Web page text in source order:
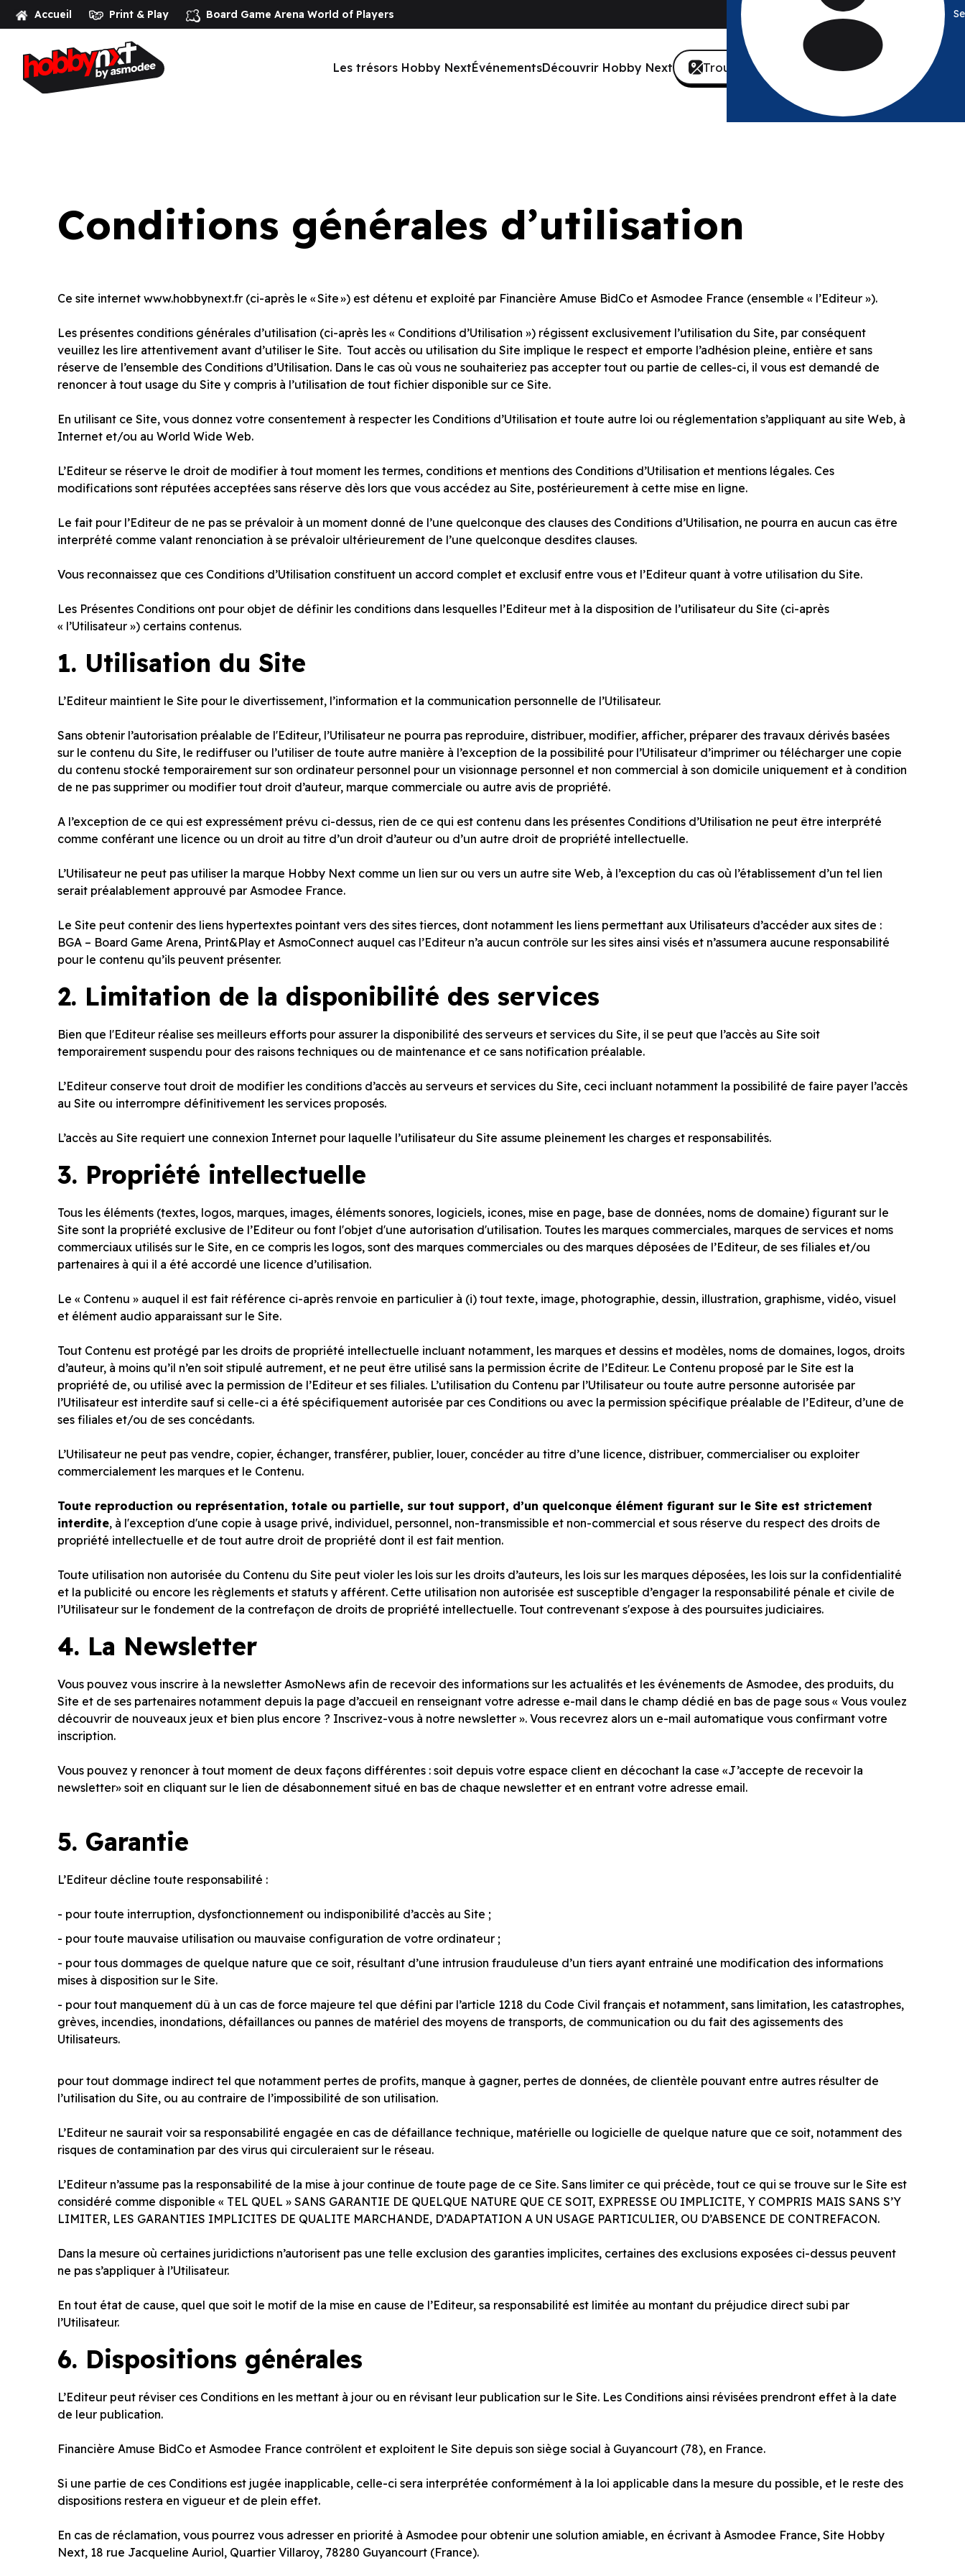
Accueil Print & Play Board Game Arena World of Players
Les trésors Hobby NextÉvénementsDécouvrir Hobby Next Trouver une boutique
Home Conditions générales d’utilisation
Conditions générales d’utilisation
Ce site internet www.hobbynext.fr (ci-après le « Site ») est détenu et exploité par Financière Amuse BidCo et Asmodee France (ensemble « l’Editeur »).
Les présentes conditions générales d’utilisation (ci-après les « Conditions d’Utilisation ») régissent exclusivement l’utilisation du Site, par conséquent
veuillez les lire attentivement avant d’utiliser le Site. Tout accès ou utilisation du Site implique le respect et emporte l’adhésion pleine, entière et sans
réserve de l’ensemble des Conditions d’Utilisation. Dans le cas où vous ne souhaiteriez pas accepter tout ou partie de celles-ci, il vous est demandé de
renoncer à tout usage du Site y compris à l’utilisation de tout fichier disponible sur ce Site.
En utilisant ce Site, vous donnez votre consentement à respecter les Conditions d’Utilisation et toute autre loi ou réglementation s’appliquant au site Web, à
Internet et/ou au World Wide Web.
L’Editeur se réserve le droit de modifier à tout moment les termes, conditions et mentions des Conditions d’Utilisation et mentions légales. Ces
modifications sont réputées acceptées sans réserve dès lors que vous accédez au Site, postérieurement à cette mise en ligne.
Le fait pour l’Editeur de ne pas se prévaloir à un moment donné de l’une quelconque des clauses des Conditions d’Utilisation, ne pourra en aucun cas être
interprété comme valant renonciation à se prévaloir ultérieurement de l’une quelconque desdites clauses.
Vous reconnaissez que ces Conditions d’Utilisation constituent un accord complet et exclusif entre vous et l’Editeur quant à votre utilisation du Site.
Les Présentes Conditions ont pour objet de définir les conditions dans lesquelles l’Editeur met à la disposition de l’utilisateur du Site (ci-après
« l’Utilisateur ») certains contenus.
1. Utilisation du Site
L’Editeur maintient le Site pour le divertissement, l’information et la communication personnelle de l’Utilisateur.
Sans obtenir l’autorisation préalable de l'Editeur, l’Utilisateur ne pourra pas reproduire, distribuer, modifier, afficher, préparer des travaux dérivés basées
sur le contenu du Site, le rediffuser ou l’utiliser de toute autre manière à l’exception de la possibilité pour l’Utilisateur d’imprimer ou télécharger une copie
du contenu stocké temporairement sur son ordinateur personnel pour un visionnage personnel et non commercial à son domicile uniquement et à condition
de ne pas supprimer ou modifier tout droit d’auteur, marque commerciale ou autre avis de propriété.
A l’exception de ce qui est expressément prévu ci-dessus, rien de ce qui est contenu dans les présentes Conditions d’Utilisation ne peut être interprété
comme conférant une licence ou un droit au titre d’un droit d’auteur ou d’un autre droit de propriété intellectuelle.
L’Utilisateur ne peut pas utiliser la marque Hobby Next comme un lien sur ou vers un autre site Web, à l’exception du cas où l’établissement d’un tel lien
serait préalablement approuvé par Asmodee France.
Le Site peut contenir des liens hypertextes pointant vers des sites tierces, dont notamment les liens permettant aux Utilisateurs d’accéder aux sites de :
BGA – Board Game Arena, Print&Play et AsmoConnect auquel cas l’Editeur n’a aucun contrôle sur les sites ainsi visés et n’assumera aucune responsabilité
pour le contenu qu’ils peuvent présenter.
2. Limitation de la disponibilité des services
Bien que l'Editeur réalise ses meilleurs efforts pour assurer la disponibilité des serveurs et services du Site, il se peut que l’accès au Site soit
temporairement suspendu pour des raisons techniques ou de maintenance et ce sans notification préalable.
L’Editeur conserve tout droit de modifier les conditions d’accès au serveurs et services du Site, ceci incluant notamment la possibilité de faire payer l’accès
au Site ou interrompre définitivement les services proposés.
L’accès au Site requiert une connexion Internet pour laquelle l’utilisateur du Site assume pleinement les charges et responsabilités.
3. Propriété intellectuelle
Tous les éléments (textes, logos, marques, images, éléments sonores, logiciels, icones, mise en page, base de données, noms de domaine) figurant sur le
Site sont la propriété exclusive de l’Editeur ou font l'objet d'une autorisation d'utilisation. Toutes les marques commerciales, marques de services et noms
commerciaux utilisés sur le Site, en ce compris les logos, sont des marques commerciales ou des marques déposées de l’Editeur, de ses filiales et/ou
partenaires à qui il a été accordé une licence d’utilisation.
Le « Contenu » auquel il est fait référence ci-après renvoie en particulier à (i) tout texte, image, photographie, dessin, illustration, graphisme, vidéo, visuel
et élément audio apparaissant sur le Site.
Tout Contenu est protégé par les droits de propriété intellectuelle incluant notamment, les marques et dessins et modèles, noms de domaines, logos, droits
d’auteur, à moins qu’il n’en soit stipulé autrement, et ne peut être utilisé sans la permission écrite de l’Editeur. Le Contenu proposé par le Site est la
propriété de, ou utilisé avec la permission de l’Editeur et ses filiales. L’utilisation du Contenu par l’Utilisateur ou toute autre personne autorisée par
l’Utilisateur est interdite sauf si celle-ci a été spécifiquement autorisée par ces Conditions ou avec la permission spécifique préalable de l’Editeur, d’une de
ses filiales et/ou de ses concédants.
L’Utilisateur ne peut pas vendre, copier, échanger, transférer, publier, louer, concéder au titre d’une licence, distribuer, commercialiser ou exploiter
commercialement les marques et le Contenu.
Toute reproduction ou représentation, totale ou partielle, sur tout support, d’un quelconque élément figurant sur le Site est strictement
interdite, à l'exception d'une copie à usage privé, individuel, personnel, non-transmissible et non-commercial et sous réserve du respect des droits de
propriété intellectuelle et de tout autre droit de propriété dont il est fait mention.
Toute utilisation non autorisée du Contenu du Site peut violer les lois sur les droits d’auteurs, les lois sur les marques déposées, les lois sur la confidentialité
et la publicité ou encore les règlements et statuts y afférent. Cette utilisation non autorisée est susceptible d’engager la responsabilité pénale et civile de
l’Utilisateur sur le fondement de la contrefaçon de droits de propriété intellectuelle. Tout contrevenant s'expose à des poursuites judiciaires.
4. La Newsletter
Vous pouvez vous inscrire à la newsletter AsmoNews afin de recevoir des informations sur les actualités et les événements de Asmodee, des produits, du
Site et de ses partenaires notamment depuis la page d’accueil en renseignant votre adresse e-mail dans le champ dédié en bas de page sous « Vous voulez
découvrir de nouveaux jeux et bien plus encore ? Inscrivez-vous à notre newsletter ». Vous recevrez alors un e-mail automatique vous confirmant votre
inscription.
Vous pouvez y renoncer à tout moment de deux façons différentes : soit depuis votre espace client en décochant la case «J’accepte de recevoir la
newsletter» soit en cliquant sur le lien de désabonnement situé en bas de chaque newsletter et en entrant votre adresse email.
5. Garantie
L’Editeur décline toute responsabilité :
- pour toute interruption, dysfonctionnement ou indisponibilité d’accès au Site ;
- pour toute mauvaise utilisation ou mauvaise configuration de votre ordinateur ;
- pour tous dommages de quelque nature que ce soit, résultant d’une intrusion frauduleuse d’un tiers ayant entrainé une modification des informations
mises à disposition sur le Site.
- pour tout manquement dû à un cas de force majeure tel que défini par l’article 1218 du Code Civil français et notamment, sans limitation, les catastrophes,
grèves, incendies, inondations, défaillances ou pannes de matériel des moyens de transports, de communication ou du fait des agissements des
Utilisateurs.
pour tout dommage indirect tel que notamment pertes de profits, manque à gagner, pertes de données, de clientèle pouvant entre autres résulter de
l’utilisation du Site, ou au contraire de l’impossibilité de son utilisation.
L’Editeur ne saurait voir sa responsabilité engagée en cas de défaillance technique, matérielle ou logicielle de quelque nature que ce soit, notamment des
risques de contamination par des virus qui circuleraient sur le réseau.
L’Editeur n’assume pas la responsabilité de la mise à jour continue de toute page de ce Site. Sans limiter ce qui précède, tout ce qui se trouve sur le Site est
considéré comme disponible « TEL QUEL » SANS GARANTIE DE QUELQUE NATURE QUE CE SOIT, EXPRESSE OU IMPLICITE, Y COMPRIS MAIS SANS S’Y
LIMITER, LES GARANTIES IMPLICITES DE QUALITE MARCHANDE, D’ADAPTATION A UN USAGE PARTICULIER, OU D’ABSENCE DE CONTREFACON.
Dans la mesure où certaines juridictions n’autorisent pas une telle exclusion des garanties implicites, certaines des exclusions exposées ci-dessus peuvent
ne pas s’appliquer à l’Utilisateur.
En tout état de cause, quel que soit le motif de la mise en cause de l’Editeur, sa responsabilité est limitée au montant du préjudice direct subi par
l’Utilisateur.
6. Dispositions générales
L’Editeur peut réviser ces Conditions en les mettant à jour ou en révisant leur publication sur le Site. Les Conditions ainsi révisées prendront effet à la date
de leur publication.
Financière Amuse BidCo et Asmodee France contrôlent et exploitent le Site depuis son siège social à Guyancourt (78), en France.
Si une partie de ces Conditions est jugée inapplicable, celle-ci sera interprétée conformément à la loi applicable dans la mesure du possible, et le reste des
dispositions restera en vigueur et de plein effet.
En cas de réclamation, vous pourrez vous adresser en priorité à Asmodee pour obtenir une solution amiable, en écrivant à Asmodee France, Site Hobby
Next, 18 rue Jacqueline Auriol, Quartier Villaroy, 78280 Guyancourt (France).